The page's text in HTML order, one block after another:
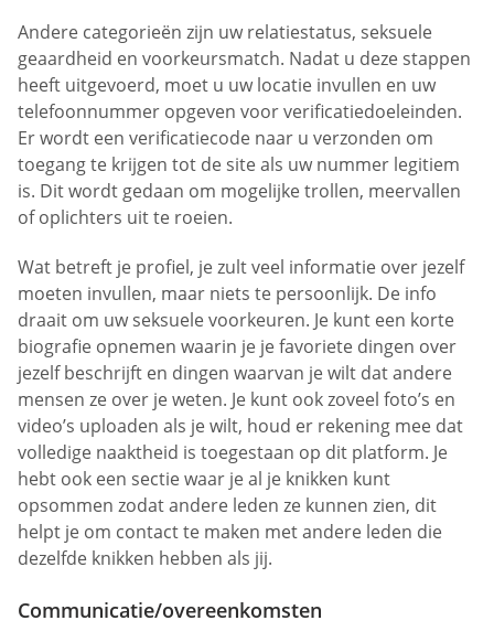
Andere categorieën zijn uw relatiestatus, seksuele
geaardheid en voorkeursmatch. Nadat u deze stappen
heeft uitgevoerd, moet u uw locatie invullen en uw
telefoonnummer opgeven voor verificatiedoeleinden.
Er wordt een verificatiecode naar u verzonden om
toegang te krijgen tot de site als uw nummer legitiem
is. Dit wordt gedaan om mogelijke trollen, meervallen
of oplichters uit te roeien.
Wat betreft je profiel, je zult veel informatie over jezelf
moeten invullen, maar niets te persoonlijk. De info
draait om uw seksuele voorkeuren. Je kunt een korte
biografie opnemen waarin je je favoriete dingen over
jezelf beschrijft en dingen waarvan je wilt dat andere
mensen ze over je weten. Je kunt ook zoveel foto’s en
video’s uploaden als je wilt, houd er rekening mee dat
volledige naaktheid is toegestaan op dit platform. Je
hebt ook een sectie waar je al je knikken kunt
opsommen zodat andere leden ze kunnen zien, dit
helpt je om contact te maken met andere leden die
dezelfde knikken hebben als jij.
Communicatie/overeenkomsten